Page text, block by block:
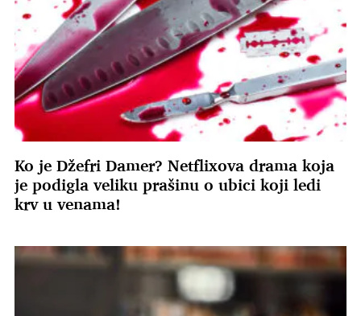
Ko je Džefri Damer? Netflixova drama koja
je podigla veliku prašinu o ubici koji ledi
krv u venama!